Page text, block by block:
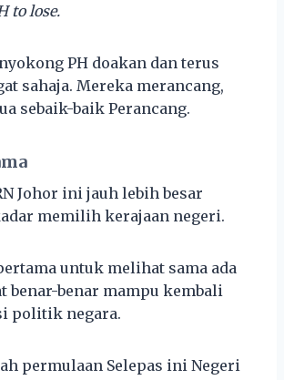
to lose.
PH doakan dan terus
sahaja. Mereka merancang,
sebaik-baik Perancang.
Johor ini jauh lebih besar
memilih kerajaan negeri.
untuk melihat sama ada
benar-benar mampu kembali
politik negara.
permulaan Selepas ini Negeri